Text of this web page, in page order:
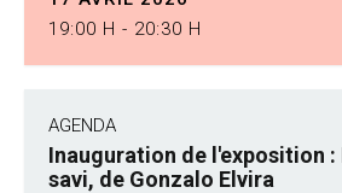
19:00 H - 20:30 H
AGENDA
Inauguration de l'exposition :
savi, de Gonzalo Elvira